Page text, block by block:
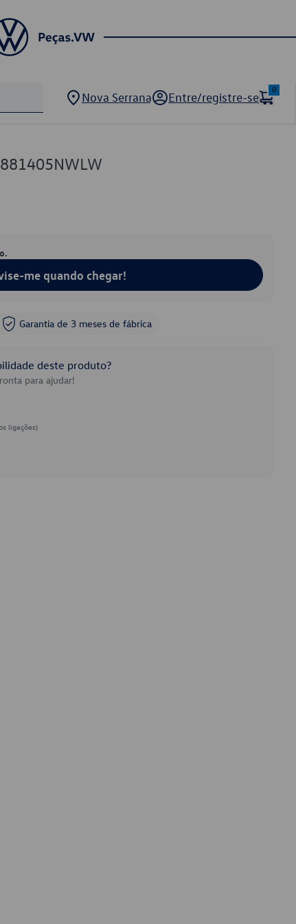
Nova Serrana Entre/registre-se
0
me quando chegar!
Garantia de 3 meses de fábrica
deste produto?
para ajudar!
ligações)